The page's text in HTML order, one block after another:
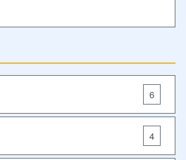
6
4